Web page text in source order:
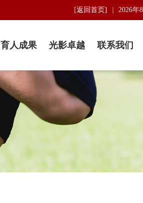
[返回首页] 2026
育人成果 光影卓越 联系我们